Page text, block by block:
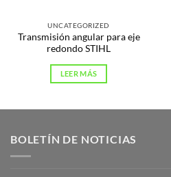
UNCATEGORIZED
Transmisión angular para eje
redondo STIHL
LEER MÁS
BOLETÍN DE NOTICIAS